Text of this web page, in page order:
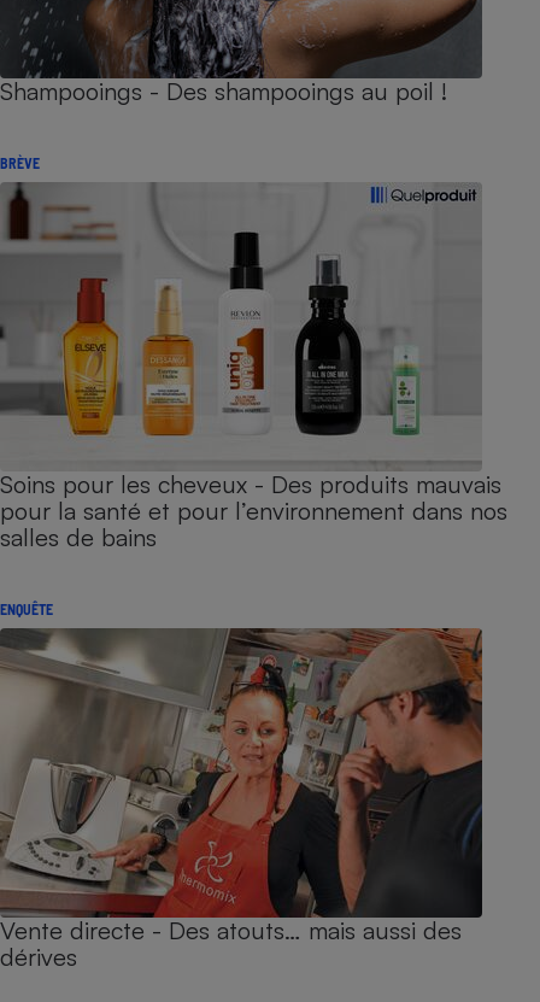
Shampooings - Des shampooings au poil !
BRÈVE
Soins pour les cheveux - Des produits mauvais
pour la santé et pour l’environnement dans nos
salles de bains
ENQUÊTE
Vente directe - Des atouts… mais aussi des
dérives